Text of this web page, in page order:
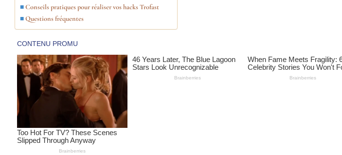
Conseils pratiques pour réaliser vos hacks Trofast
Questions fréquentes